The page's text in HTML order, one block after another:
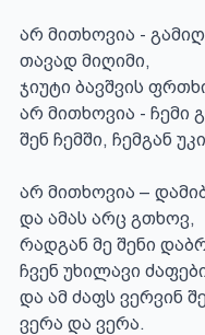
არ მითხოვია -
თავად მიღიმი,
ჯიუტი ბავშვის
არ მითხოვია - ჩემი
შენ ჩემში, ჩემგან
არ მითხოვია –
და ამას არც გთხოვ,
რადგან მე შენი
ჩვენ უხილავი
და ამ ძაფს ვერვინ
ვერა და ვერა.